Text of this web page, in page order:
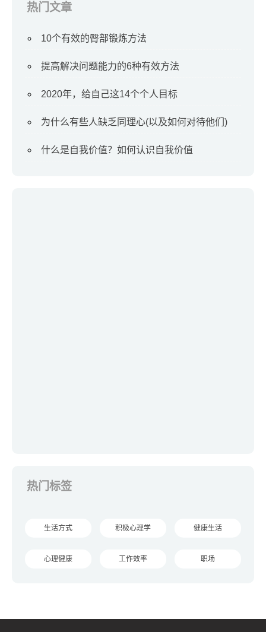
热门文章
10个有效的臀部锻炼方法
提高解决问题能力的6种有效方法
2020年，给自己这14个个人目标
为什么有些人缺乏同理心(以及如何对待他们)
什么是自我价值？如何认识自我价值
热门标签
生活方式 积极心理学 健康生活
心理健康 工作效率 职场